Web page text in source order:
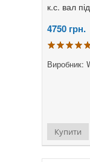
к.с. вал
4750 грн.
Виробник:
Купити